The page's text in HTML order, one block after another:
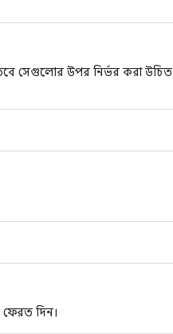
সেগুলোর উপর নির্ভর করা উচিত
দিন।